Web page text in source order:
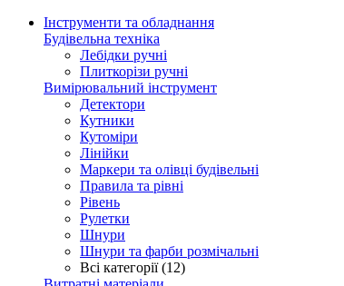
Інструменти та обладнання
Будівельна техніка
Лебідки ручні
Плиткорізи ручні
Вимірювальний інструмент
Детектори
Кутники
Кутоміри
Лінійки
Маркери та олівці будівельні
Правила та рівні
Рівень
Рулетки
Шнури
Шнури та фарби розмічальні
Всі категорії (12)